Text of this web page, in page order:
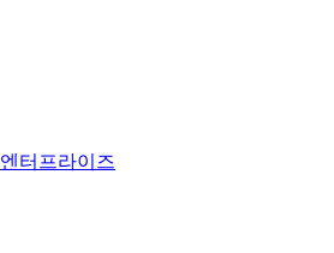
엔터프라이즈